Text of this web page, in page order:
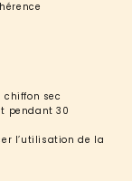
chiffon sec
pendant 30
l’utilisation de la